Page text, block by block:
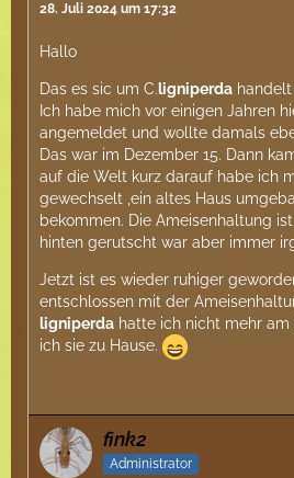
28. Juli 2024 um 17:32
Hallo
Das es sic um C.ligniperda
Ich habe mich vor einigen Jahren
angemeldet und wollte damals
Das war im Dezember 15. Dann
auf die Welt kurz darauf habe ich
gewechselt ,ein altes Haus
bekommen. Die Ameisenhaltung
hinten gerutscht war aber immer
Jetzt ist es wieder ruhiger
entschlossen mit der
ligniperda hatte ich nicht mehr
ich sie zu Hause.
fink2
Administrator